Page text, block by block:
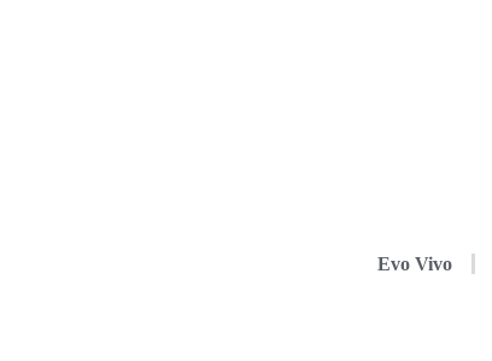
Evo Vivo